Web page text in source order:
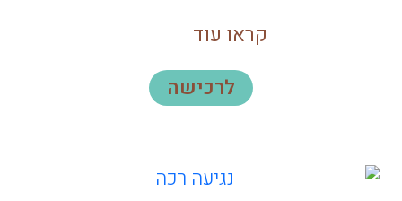
קראו עוד
לרכישה